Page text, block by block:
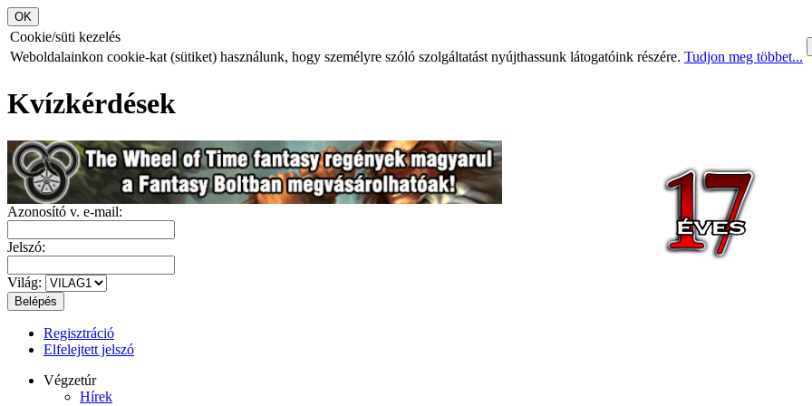
Cookie/süti kezelés
Weboldalainkon cookie-kat (sütiket) használunk, hogy személyre szóló szolgáltatást nyújthassunk látogatóink részére. Tudjon meg többet...
Kvízkérdések
Azonosító v. e-mail:
Jelszó:
Világ:
Regisztráció
Elfelejtett jelszó
Végzetúr
Hírek